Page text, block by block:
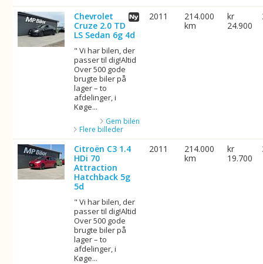
Chevrolet
Cruze 2.0 TD
LS Sedan 6g 4d
" Vi har bilen, der
passer til dig!Altid
Over 500 gode
brugte biler på
lager – to
afdelinger, i
Køge...
Gem bilen
Flere billeder
2011
214.000
km
kr
24.900
Citroën C3 1.4
HDi 70
Attraction
Hatchback 5g
5d
" Vi har bilen, der
passer til dig!Altid
Over 500 gode
brugte biler på
lager – to
afdelinger, i
Køge...
2011
214.000
km
kr
19.700